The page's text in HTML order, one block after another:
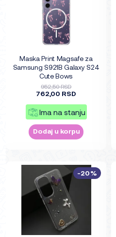
Maska Print Magsafe za
Samsung S921B Galaxy S24
Cute Bows
952,50 RSD
762,00 RSD
Ima na stanju
Dodaj u korpu
-20%